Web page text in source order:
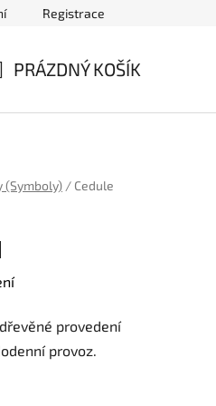
Registrace
PRÁZDNÝ KOŠÍK
(Symboly) / Cedule
provedení
provoz.